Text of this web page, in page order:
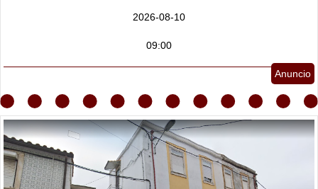
2026-08-10
09:00
Anuncio